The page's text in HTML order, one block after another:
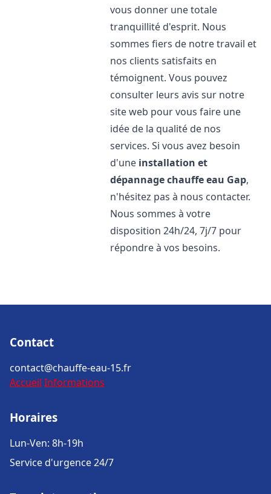
vous donner une totale
tranquillité d'esprit. Nous
sommes fiers de notre travail et
nos clients satisfaits en
témoignent. Vous pouvez
consulter leurs avis sur notre
site web pour vous faire une
idée de la qualité de nos
services. Si vous avez besoin
d'une installation et
dépannage chauffe eau Gap,
n'hésitez pas à nous contacter.
Nous sommes à votre
disposition 24h/24, 7j/7 pour
répondre à vos besoins.
Contact
contact@chauffe-eau-15.fr
Accueil Informations
Horaires
Lun-Ven: 8h-19h
Service d'urgence 24/7